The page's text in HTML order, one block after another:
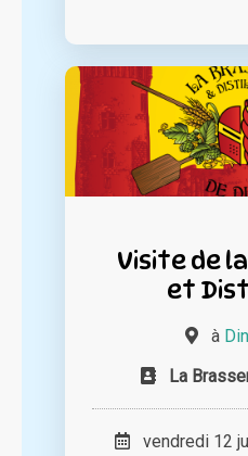
Visite de
et
à
La
vendredi 12